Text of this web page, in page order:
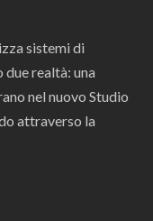
sistemi di
realtà: una
nel nuovo Studio
attraverso la